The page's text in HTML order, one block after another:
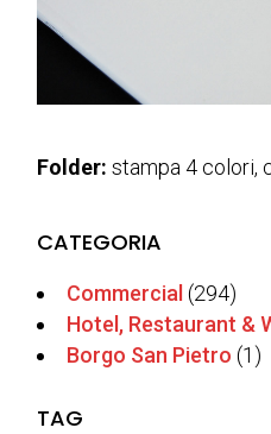
Folder: stampa 4 colori,
CATEGORIA
Commercial (294)
Hotel, Restaurant &
Borgo San Pietro (1)
TAG